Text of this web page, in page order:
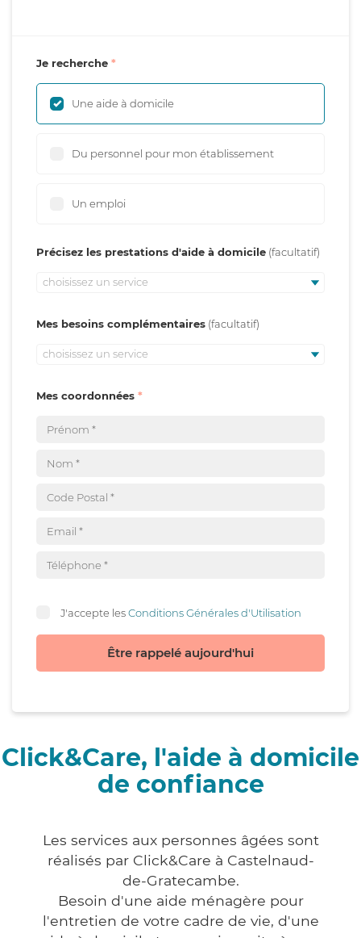
Je recherche
Une aide à domicile
Du personnel pour mon établissement
Un emploi
Précisez les prestations d'aide à domicile
choisissez un service
Mes besoins complémentaires
choisissez un service
Mes coordonnées
J'accepte lesConditions Générales d'Utilisation
Être rappelé aujourd'hui
Click&Care, l'aide à domicile
de confiance
Les services aux personnes âgées sont
réalisés par Click&Care à Castelnaud-
de-Gratecambe.
Besoin d'une aide ménagère pour
l'entretien de votre cadre de vie, d'une